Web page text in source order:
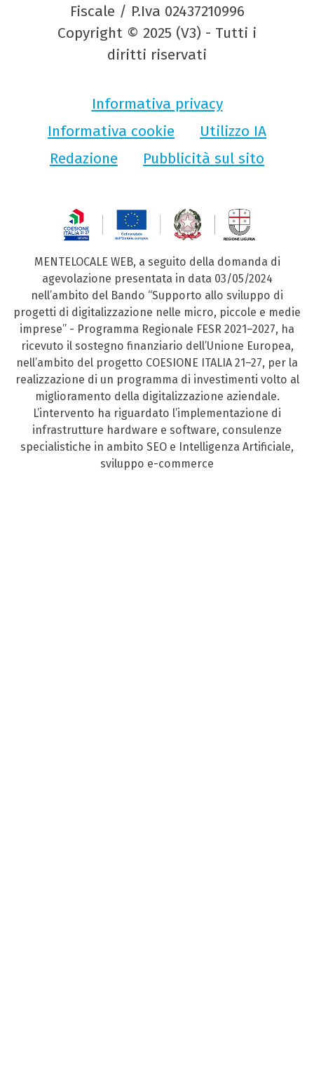
Fiscale / P.Iva 02437210996
Copyright © 2025 (V3) - Tutti i
diritti riservati
Informativa privacy
Informativa cookie
Utilizzo IA
Redazione
Pubblicità sul sito
MENTELOCALE WEB, a seguito della domanda di
agevolazione presentata in data 03/05/2024
nell’ambito del Bando “Supporto allo sviluppo di
progetti di digitalizzazione nelle micro, piccole e medie
imprese” - Programma Regionale FESR 2021–2027, ha
ricevuto il sostegno finanziario dell’Unione Europea,
nell’ambito del progetto COESIONE ITALIA 21–27, per la
realizzazione di un programma di investimenti volto al
miglioramento della digitalizzazione aziendale.
L’intervento ha riguardato l’implementazione di
infrastrutture hardware e software, consulenze
specialistiche in ambito SEO e Intelligenza Artificiale,
sviluppo e-commerce